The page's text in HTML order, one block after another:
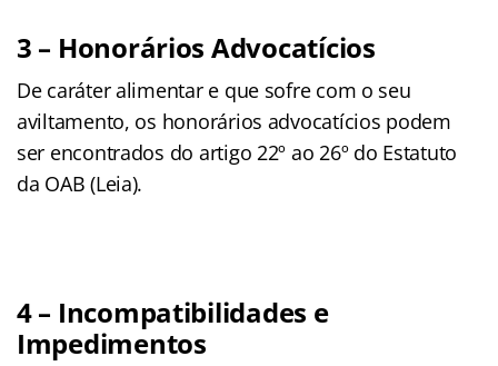
3 – Honorários Advocatícios
De caráter alimentar e que sofre com o seu
aviltamento, os honorários advocatícios podem
ser encontrados do artigo 22º ao 26º do Estatuto
da OAB (Leia).
4 – Incompatibilidades e
Impedimentos